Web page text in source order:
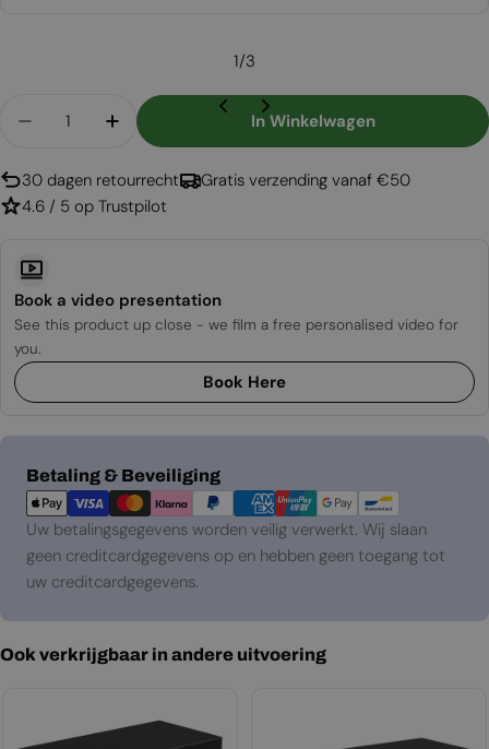
1/3
Aantal Verlagen Voor Foco Room Divider 1200
Aantal Verhogen Voor Foco Room
In Winkelwagen
30 dagen retourrecht
Gratis verzending vanaf €50
4.6 / 5 op Trustpilot
Book a video presentation
See this product up close - we film a free personalised video for
you.
Book Here
Betaling & Beveiliging
Betaalmethoden
Uw betalingsgegevens worden veilig verwerkt. Wij slaan
geen creditcardgegevens op en hebben geen toegang tot
uw creditcardgegevens.
Ook verkrijgbaar in andere uitvoering